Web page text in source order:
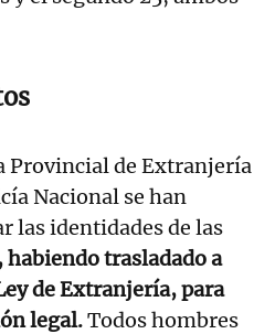
Provincial de Extranjería
Nacional se han
las identidades de las
, habiendo trasladado a
de Extranjería, para
legal.Todos hombres